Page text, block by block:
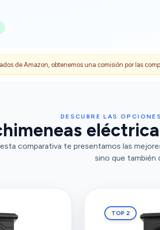
de Amazon, obtenemos una comisión por las
DESCUBRE LAS
comparativa te presentamos las
sino que también
TOP 2